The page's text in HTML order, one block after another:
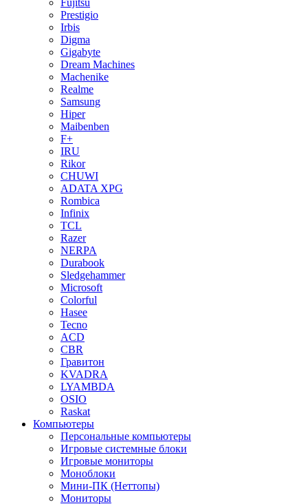
Fujitsu
Prestigio
Irbis
Digma
Gigabyte
Dream Machines
Machenike
Realme
Samsung
Hiper
Maibenben
F+
IRU
Rikor
CHUWI
ADATA XPG
Rombica
Infinix
TCL
Razer
NERPA
Durabook
Sledgehammer
Microsoft
Colorful
Hasee
Tecno
ACD
CBR
Гравитон
KVADRA
LYAMBDA
OSIO
Raskat
Компьютеры
Персональные компьютеры
Игровые системные блоки
Игровые мониторы
Моноблоки
Мини-ПК (Неттопы)
Мониторы